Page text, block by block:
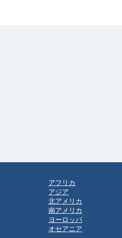
アフリカ
アジア
北アメリカ
南アメリカ
ヨーロッパ
オセアニア